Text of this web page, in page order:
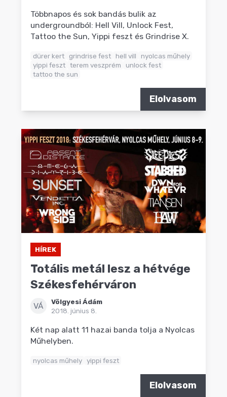
Többnapos és sok bandás bulik az
undergroundból: Hell Vill, Unlock Fest,
Tattoo the Sun, Yippi feszt és Grindrise X.
dürer kert grindrise fest hell vill
nyolcas műhely
yippi feszt terem veszprém
unlock fest
tattoo the sun
Elolvasom
HÍREK
Totális metál lesz a hétvége
Székesfehérváron
VÁ
Völgyesi Ádám
2018. június 8.
Két nap alatt 11 hazai banda tolja a Nyolcas
Műhelyben.
nyolcas műhely yippi feszt
Elolvasom